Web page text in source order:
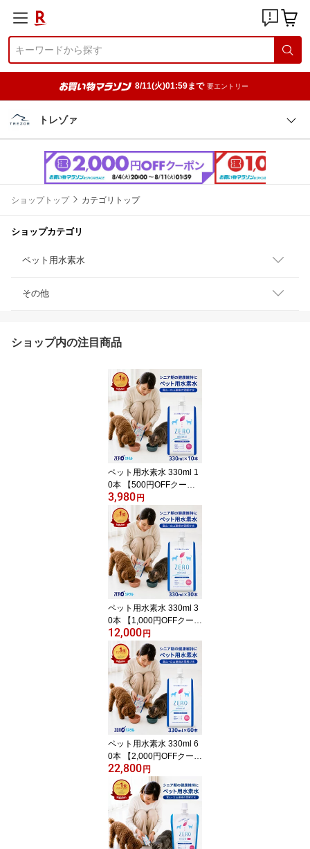
8/11(火)01:59まで 要エントリー
トレゾァ
ショップトップ カテゴリトップ
ショップカテゴリ
ペット用水素水
その他
ショップ内の注目商品
ペット用水素水 330ml 1
0本 【500円OFFクーポ
ンあり】【ポイント3
倍】 犬 水素水 ペット 水
素水 猫 水素水 ペットの
水素水 犬の水 猫用水 犬
用 水 猫用 ペット用 保存
水 備蓄水 飲料水 災害 ペ
ット水素水 犬用水 ペッ
ト水 猫の水 猫水 犬水 水
素 ペットの水 ミネラル
ゼロ
3,980 円
ペット用水素水 330ml 3
0本 【1,000円OFFクーポ
ン】【ポイント10倍】
犬 水素水 ペット 水素水
猫 水素水 犬の水 ペット
の水素水 猫用水 犬用 水
猫用 ペット用 保存水 ペ
ット水素水 ペット用水
犬用水 ペット水 猫の水
猫水 犬水 水素 ペットの
水 ランキング ミネラル
ゼロ
12,000 円
ペット用水素水 330ml 6
0本 【2,000円OFFクーポ
ン】【ポイント10倍】
犬 水素水 ペット 水素水
猫 水素水 犬の水 猫用水
犬用 水 猫用 ペット用 保
存水 ペット水素水 ペッ
トの水素水 ペット用水
犬用水 ペット水 猫の水
22,800 円